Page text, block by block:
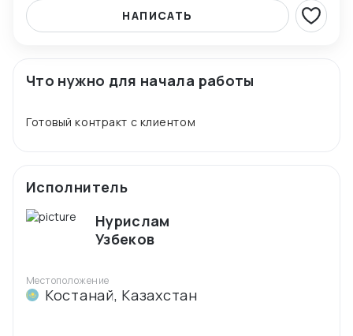
НАПИСАТЬ
Что нужно для начала работы
Исполнитель
Нурислам
Узбеков
Местоположение
Костанай, Казахстан